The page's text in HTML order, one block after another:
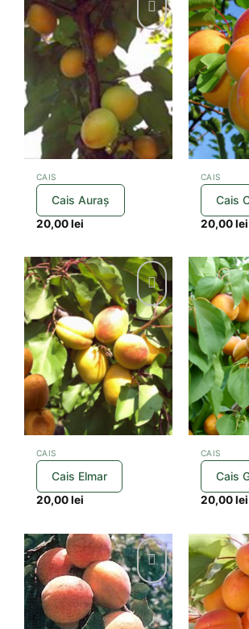
CAIS
Cais Auraș
20,00lei
CAIS
Cais
20,00lei
CAIS
Cais Elmar
20,00lei
CAIS
Cais
20,00lei